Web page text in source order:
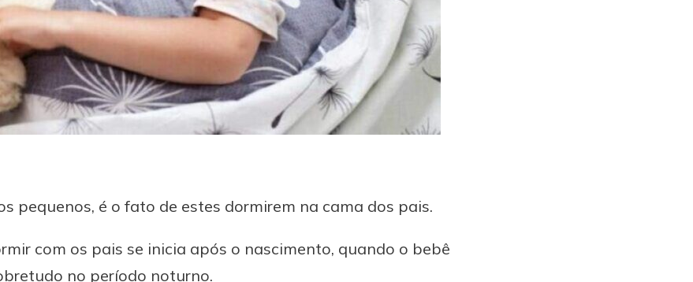
pequenos, é o fato de estes dormirem na cama dos pais.
com os pais se inicia após o nascimento, quando o bebê
no período noturno.